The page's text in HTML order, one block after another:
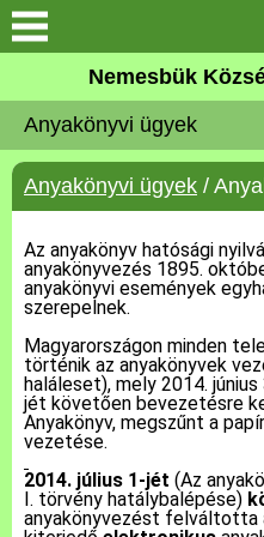
Keresés
Önkormányzat
Közös Önkormányzati
Hivatal
Zalaköveskút
Művelődési ház
Elérhetőség
MAGYAR FALU
Versenyképes Járások
Program
Nemesbük
Anyakönyvi ügyek
Anyakönyvi ügyek /
Az anyakönyv hatósági
anyakönyvezés 1895.
anyakönyvi események
szerepelnek.
Magyarországon minden
történik az anyakönyvek
haláleset), mely 2014.
jét követően bevezetésre
Anyakönyv, megszűnt a
vezetése.
2014. július 1-jét (Az
I. törvény hatálybalépése)
anyakönyvezést felváltotta